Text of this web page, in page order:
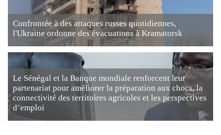
Confrontée à des attaques russes quotidiennes,
l'Ukraine ordonne des évacuations à Kramatorsk
Le Sénégal et la Banque mondiale renforcent leur
partenariat pour améliorer la préparation aux chocs, la
connectivité des territoires agricoles et les perspectives
d’emploi